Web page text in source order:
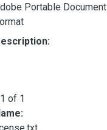
Portable Document
of 1